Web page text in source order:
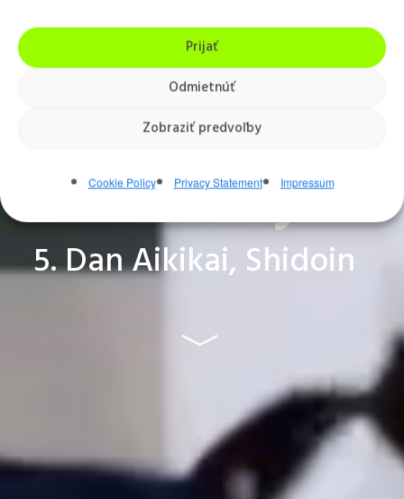
Prijať
Odmietnúť
Zobraziť predvoľby
Cookie Policy Privacy Statement Impressum
Lukáš
Nitriansky
﹀
5. Dan Aikikai, Shidoin